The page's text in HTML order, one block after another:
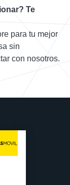
Te
para tu mejor
sin
con nosotros.